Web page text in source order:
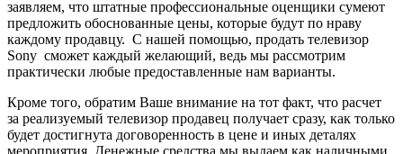
заявляем, что штатные профессиональные оценщики сумеют
предложить обоснованные цены, которые будут по нраву
каждому продавцу. С нашей помощью, продать телевизор
Sony сможет каждый желающий, ведь мы рассмотрим
практически любые предоставленные нам варианты.
Кроме того, обратим Ваше внимание на тот факт, что расчет
за реализуемый телевизор продавец получает сразу, как только
будет достигнута договоренность в цене и иных деталях